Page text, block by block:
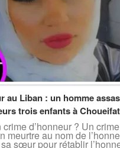
au Liban : un homme
trois enfants à Choueifat
crime d’honneur ? Un crime
meurtre au nom de
sœur pour rétablir